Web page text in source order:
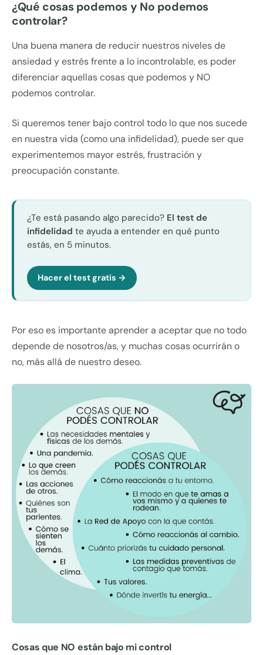
¿Qué cosas podemos y No podemos
controlar?
Una buena manera de reducir nuestros niveles de
ansiedad y estrés frente a lo incontrolable, es poder
diferenciar aquellas cosas que podemos y NO
podemos controlar.
Si queremos tener bajo control todo lo que nos sucede
en nuestra vida (como una infidelidad), puede ser que
experimentemos mayor estrés, frustración y
preocupación constante.
¿Te está pasando algo parecido? El test de
infidelidad te ayuda a entender en qué punto
estás, en 5 minutos.
Hacer el test gratis →
Por eso es importante aprender a aceptar que no todo
depende de nosotros/as, y muchas cosas ocurrirán o
no, más allá de nuestro deseo.
Cosas que NO están bajo mi control